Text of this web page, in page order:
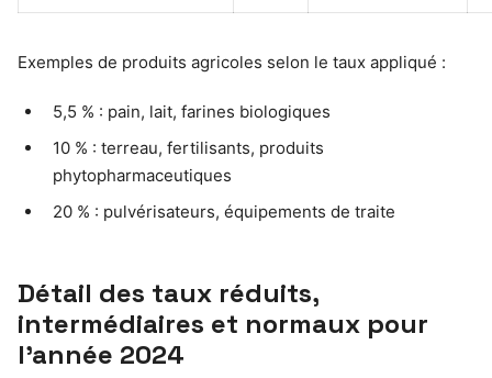
Exemples de produits agricoles selon le taux appliqué :
5,5 % : pain, lait, farines biologiques
10 % : terreau, fertilisants, produits
phytopharmaceutiques
20 % : pulvérisateurs, équipements de traite
Détail des taux réduits,
intermédiaires et normaux pour
l’année 2024